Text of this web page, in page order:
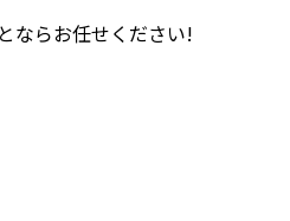
ならお任せください!